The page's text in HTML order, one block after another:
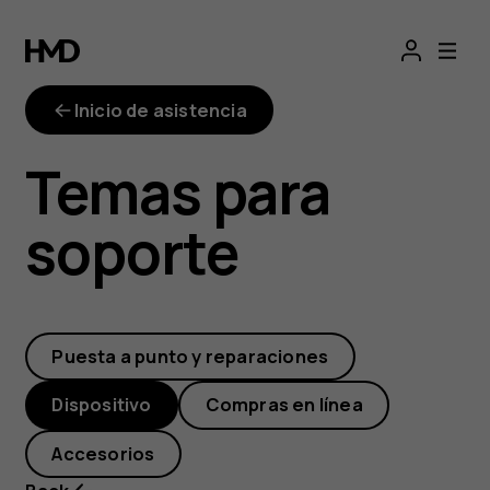
¿Dónde
está
el
gestor
de
archivos
en
mi
Inicio de asistencia
Temas para
soporte
Puesta a punto y reparaciones
Dispositivo Compras en línea
Accesorios